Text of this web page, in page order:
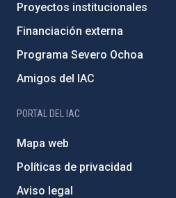
Proyectos institucionales
Financiación externa
Programa Severo Ochoa
Amigos del IAC
PORTAL DEL IAC
Mapa web
Políticas de privacidad
Aviso legal